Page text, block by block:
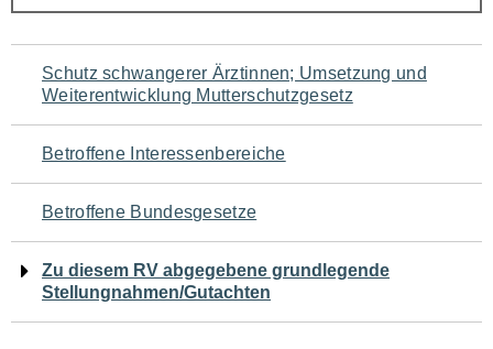
Navigation
für
den
Seiteninhalt
Schutz schwangerer Ärztinnen; Umsetzung und
Weiterentwicklung Mutterschutzgesetz
Betroffene Interessenbereiche
Betroffene Bundesgesetze
Zu diesem RV abgegebene grundlegende
Stellungnahmen/Gutachten